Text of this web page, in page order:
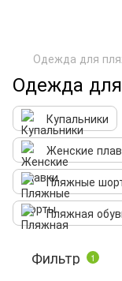
Одежда для
Одежда
Купальники
Женские
Пляжные
Пляжная
Фильтр 1